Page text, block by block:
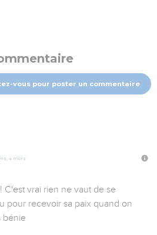
vous pour poster un commentaire
4 mois
vrai rien ne vaut de se
pour recevoir sa paix quand on
bénie